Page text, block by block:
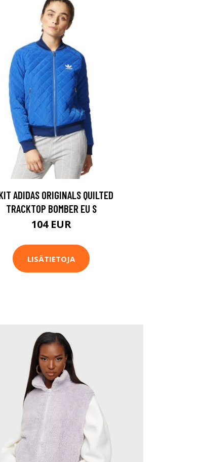
ADIDAS ORIGINALS QUILTED
TRACKTOP BOMBER EU S
104 EUR
LISÄTIETOJA